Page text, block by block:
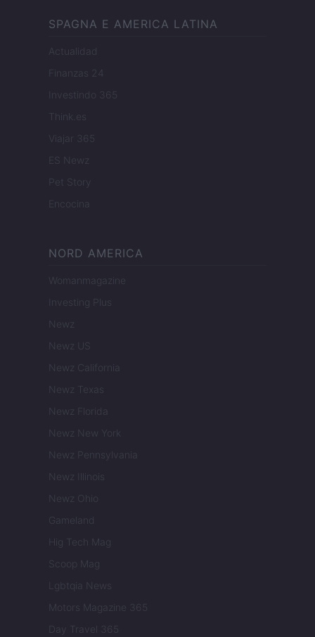
SPAGNA E AMERICA LATINA
Actualidad
Finanzas 24
Investindo 365
Think.es
Viajar 365
ES Newz
Pet Story
Encocina
NORD AMERICA
Womanmagazine
Investing Plus
Newz
Newz US
Newz California
Newz Texas
Newz Florida
Newz New York
Newz Pennsylvania
Newz Illinois
Newz Ohio
Gameland
Hig Tech Mag
Scoop Mag
Lgbtqia News
Motors Magazine 365
Day Travel 365